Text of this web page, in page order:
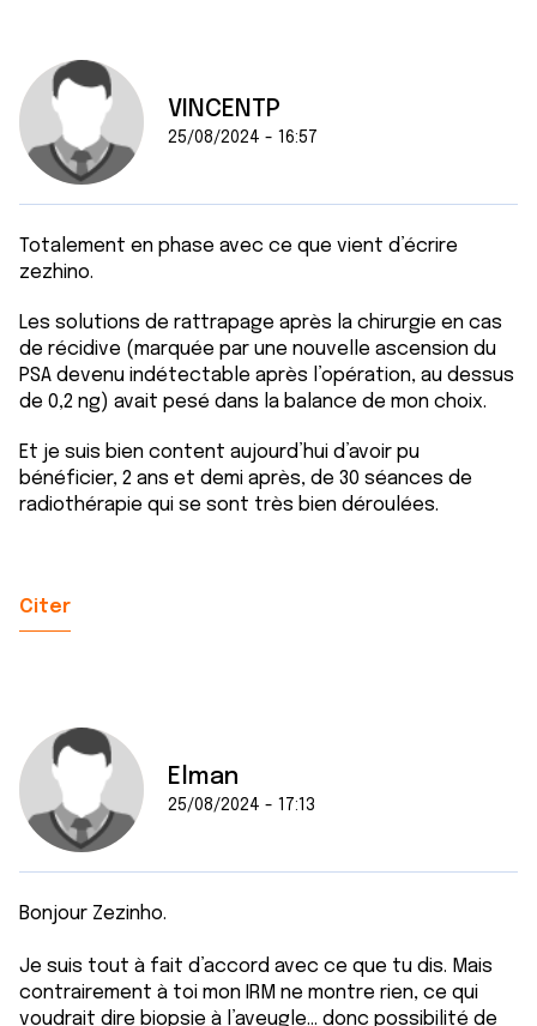
VINCENTP
25/08/2024 - 16:57
Totalement en phase avec ce que vient d’écrire
zezhino.
Les solutions de rattrapage après la chirurgie en cas
de récidive (marquée par une nouvelle ascension du
PSA devenu indétectable après l’opération, au dessus
de 0,2 ng) avait pesé dans la balance de mon choix.
Et je suis bien content aujourd’hui d’avoir pu
bénéficier, 2 ans et demi après, de 30 séances de
radiothérapie qui se sont très bien déroulées.
Citer
Elman
25/08/2024 - 17:13
Bonjour Zezinho.
Je suis tout à fait d’accord avec ce que tu dis. Mais
contrairement à toi mon IRM ne montre rien, ce qui
voudrait dire biopsie à l’aveugle… donc possibilité de